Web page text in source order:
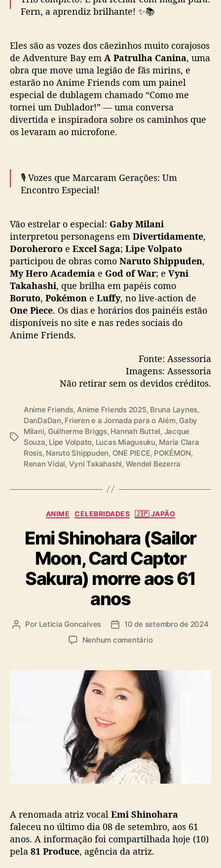
Lucas é ator, dublador, apresentador e
personagens como Pervi…
pic.twitter.com/rrOoqg1Aui
— Anime Friends (@animefriends)June 4,
2025
Fern, a aprendiz brilhante! ✨📚
à Fern em Frieren e a Jornada para o Além,
e estará conosco no Anime Friends 2025!
Maria Clara é atriz, cantora e dubladora, e
sua voz está em personagens…
pic.twitter.com/fRh4lya1nx
— Anime Friends (@animefriends)
Eles são as vozes dos cãezinhos muito corajosos
de Adventure Bay em A Patrulha Canina, uma
obra que move uma legião de fãs mirins, e
estarão no Anime Friends com um painel
especial de dublagem chamado “Como me
tornei um Dublador!” — uma conversa
divertida e inspiradora sobre os caminhos que
os levaram ao microfone.
🎙️ Vozes que Marcaram Gerações: Um
Encontro Especial!
e que vão dividir com o público suas
histórias, desafios e conquistas no mundo da
dublagem!
Gaby Milani, Lipe Volpato e Vyni Takahashi
se encontram no palco do Anime Friends
para um…pic.twitter.com/wD4rMIOpog
— Anime Friends (@animefriends) June 5,
2025
Vão estrelar o especial: Gaby Milani
interpretou personagens em Divertidamente,
Doroheroro e Excel Saga; Lipe Volpato
participou de obras como Naruto Shippuden,
My Hero Academia e God of War; e Vyni
Takahashi, que brilha em papéis como
Boruto, Pokémon e Luffy, no live-action de
One Piece. Os dias e horários dos painéis estão
disponíveis no site e nas redes sociais do
Anime Friends.
Fonte: Assessoria
Imagens: Assessoria
Não retirar sem os devidos créditos.
T
Anime Friends,Anime Friends 2025, Bruna Laynes,
DanDaDan, Frieren e a Jornada para o Além, Gaby
Milani, Guilherme Briggs, Hannah Buttel, Jacque
Souza, Lipe Volpato, Lucas Miagusuku, Maria Clara
Rosis, Naruto Shippuden, ONE PIECE, POKÉMON,
Renan Vidal, Vyni Takahashi, Wendel Bezerra
C
t
e
g
o
r
i
a
ANIME CELEBRIDADES 🇯🇵 JAPÃO
Emi Shinohara (Sailor
Moon, Card Captor
Sakura) morre aos 61
anos
A
r
Por Leticia Goncalves
D
d
p
u
l
c
a
ç
10 de setembro de 2024
Nenhum comentárioe
m
o
a
r
a
a
i
r
A renomada atriz vocal Emi Shinohara
faleceu no último dia 08 de setembro, aos 61
anos. A informação foi compartilhada hoje (10)
pela 81 Produce, agência da atriz.